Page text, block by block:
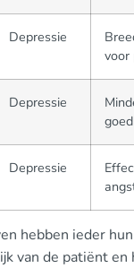
Depressie
voor
Depressie
Depressie
hebben ieder
van de patiënt en